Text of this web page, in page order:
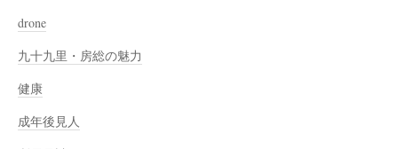
drone
九十九里・房総の魅力
健康
成年後見人